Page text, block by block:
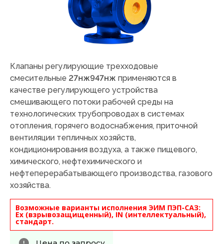
Клапаны регулирующие трехходовые
смесительные 27нж947нж применяются в
качестве регулирующего устройства
смешивающего потоки рабочей среды на
технологических трубопроводах в системах
отопления, горячего водоснабжения, приточной
вентиляции тепличных хозяйств,
кондиционирования воздуха, а также пищевого,
химического, нефтехимического и
нефтеперерабатывающего производства, газового
хозяйства.
Возможные варианты исполнения ЭИМ ПЭП-САЗ:
Ex (взрывозащищенный), IN (интеллектуальный),
стандарт.